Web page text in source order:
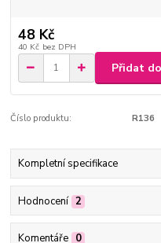
48 Kč
40 Kč bez DPH
Přidat
Číslo produktu: R136
Kompletní specifikace
Hodnocení 2
Komentáře 0